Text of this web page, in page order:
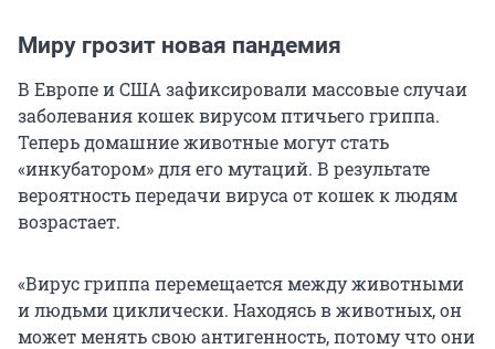
Миру грозит новая пандемия
В Европе и США зафиксировали массовые случаи
заболевания кошек вирусом птичьего гриппа.
Теперь домашние животные могут стать
«инкубатором» для его мутаций. В результате
вероятность передачи вируса от кошек к людям
возрастает.
«Вирус гриппа перемещается между животными
и людьми циклически. Находясь в животных, он
может менять свою антигенность, потому что они